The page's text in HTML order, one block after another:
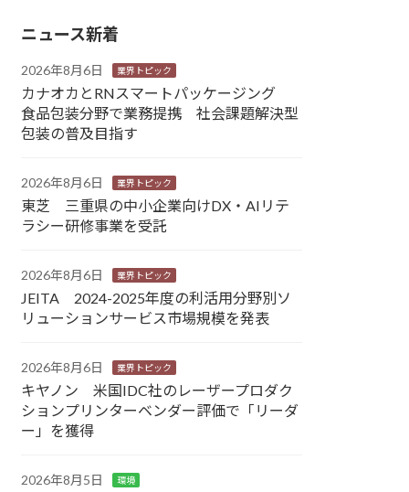
ニュース新着
2026年8月6日 業界トピック
カナオカとRNスマートパッケージング
食品包装分野で業務提携 社会課題解決型
包装の普及目指す
2026年8月6日 業界トピック
東芝 三重県の中小企業向けDX・AIリテ
ラシー研修事業を受託
2026年8月6日 業界トピック
JEITA 2024-2025年度の利活用分野別ソ
リューションサービス市場規模を発表
2026年8月6日 業界トピック
キヤノン 米国IDC社のレーザープロダク
ションプリンターベンダー評価で「リーダ
ー」を獲得
2026年8月5日 環境